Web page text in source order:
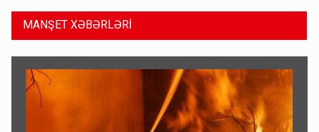
MANŞET XƏBƏRLƏRİ